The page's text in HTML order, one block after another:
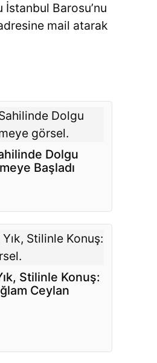
Barosu’nu
mail atarak
Dolgu
Başladı
Stilinle Konuş:
Ceylan